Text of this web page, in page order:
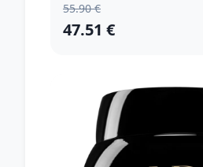
55.90 €
47.51 €